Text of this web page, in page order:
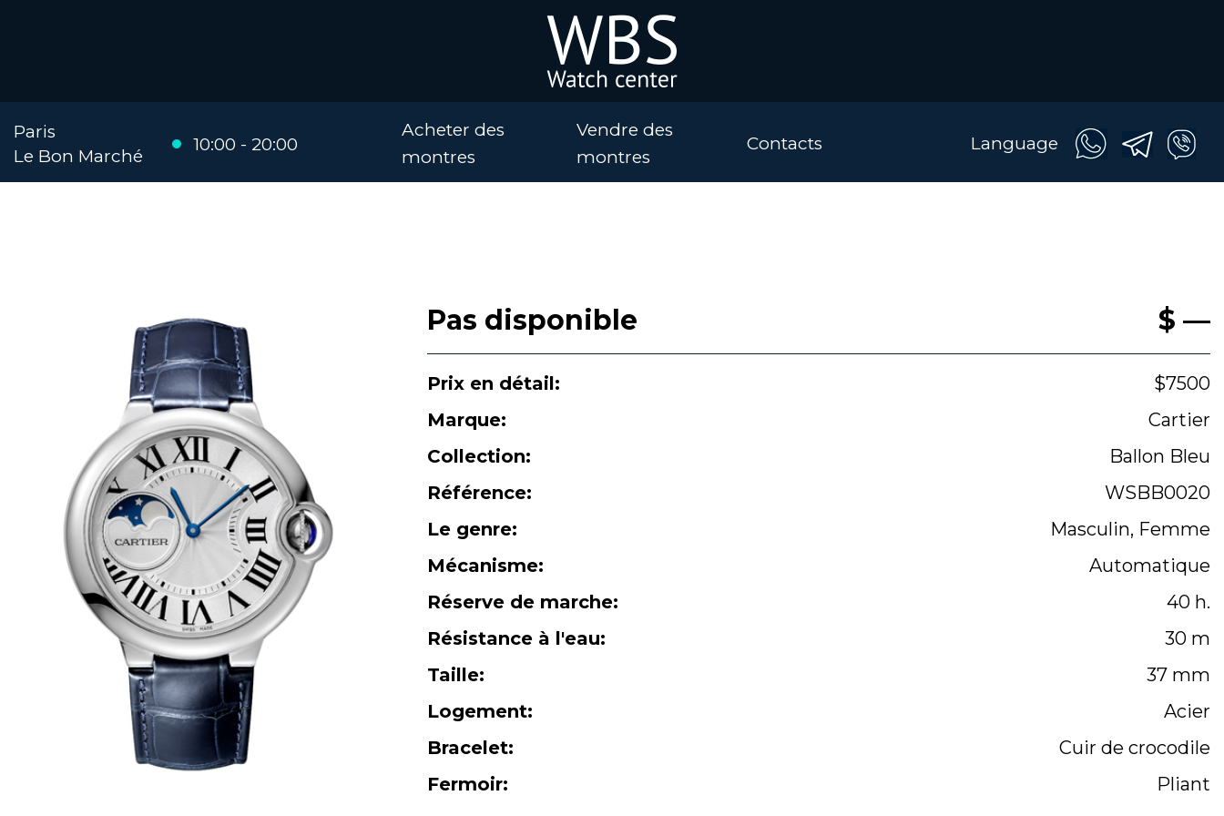
Acheter des
montres
Vendre des
montres
Contacts
Paris
Le Bon Marché
10:00 - 20:00 Language
Pas disponible $ —
Prix en détail:
$7500
Marque:
Cartier
Collection:
Ballon Bleu
Référence:
WSBB0020
Le genre:
Masculin, Femme
Mécanisme:
Automatique
Réserve de marche:
40 h.
Résistance à l'eau:
30 m
Taille:
37 mm
Logement:
Acier
Bracelet:
Cuir de crocodile
Fermoir:
Pliant